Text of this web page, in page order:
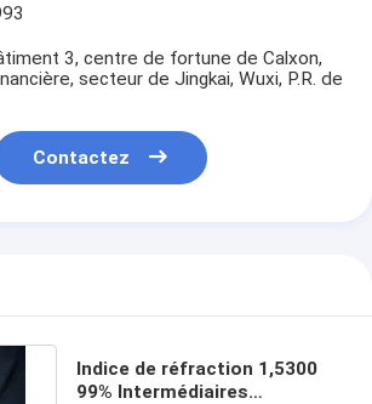
3, centre de fortune de Calxon,
secteur de Jingkai, Wuxi, P.R. de
Contactez
Indice de réfraction 1,5300
99% Intermédiaires